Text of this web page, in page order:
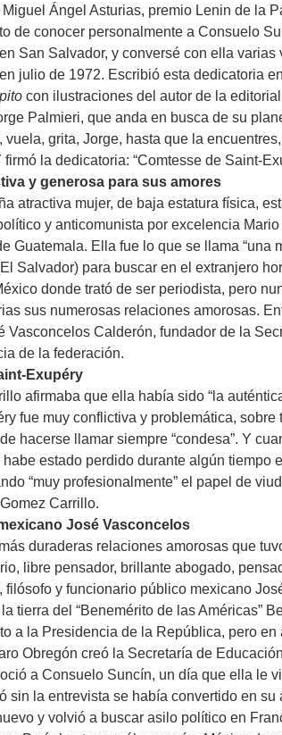
Ángel Asturias, premio Lenin de la
de conocer personalmente a Consuelo
San Salvador, y conversé con ella
julio de 1972. Escribió esta dedicatoria
con ilustraciones del autor de la
Palmieri, que anda en busca de su
grita, Jorge, hasta que la
firmó la dedicatoria: “Comtesse de Saint-
y generosa para sus amores
atractiva mujer, de baja estatura física,
y anticomunista por excelencia
Guatemala. Ella fue lo que se llama “una
Salvador) para buscar en el extranjero
donde trató de ser periodista, pero
sus numerosas relaciones amorosas.
Vasconcelos Calderón, fundador de la
de la federación.
Exupéry
afirmaba que ella había sido “la
fue muy conflictiva y problemática,
hacerse llamar siempre “condesa”. Y
estado perdido durante algún tiempo
“muy profesionalmente” el papel de
Carrillo.
José Vasconcelos
duraderas relaciones amorosas que
libre pensador, brillante abogado,
filósofo y funcionario público mexicano
tierra del “Benemérito de las Américas”
a la Presidencia de la República, pero en
Obregón creó la Secretaría de
a Consuelo Suncín, un día que ella le
sin la entrevista se había convertido en
y volvió a buscar asilo político en